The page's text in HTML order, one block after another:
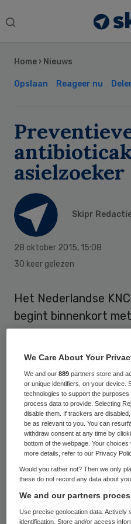
Search
Home › Nieuws
Opslaan Reageer nu
asielzoeker
Skipr
28 oktober 2015, 15:08
30 keer gelezen
Het Nederlandse
begint binnenkort
asielzoekers uit
Somalië en Eritrea
tegen tbc met een
gaat om mensen die
tuberculose, maar
geworden. Dat
hoogleraar en
bij KNCV, woensdag
“Migranten zullen
infectie met tbc-
aangetoond, krijgen
Sidebar
We Care About Your
We and our889 partners store and
or unique identifiers, on your device.
technologies to support the
process data to provide. Selecting
disable them. If trackers are
be as relevant to you. You can
withdraw consent at any time by
bottom of the webpage. Your
more details, refer to our Privacy
Would you rather not? Then we only
these do not record any data about
We and our partners
Use precise geolocation data.
identification. Store and/or access